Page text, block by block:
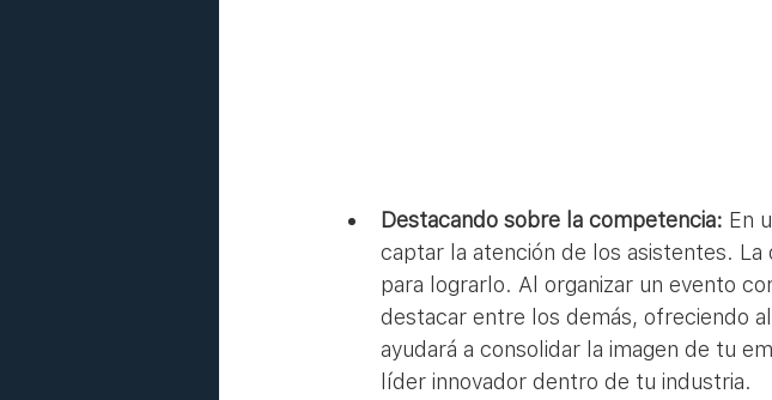
Destacando sobre la competencia: En
captar la atención de los asistentes.
para lograrlo. Al organizar un evento
destacar entre los demás, ofreciendo
ayudará a consolidar la imagen de tu
líder innovador dentro de tu industria.